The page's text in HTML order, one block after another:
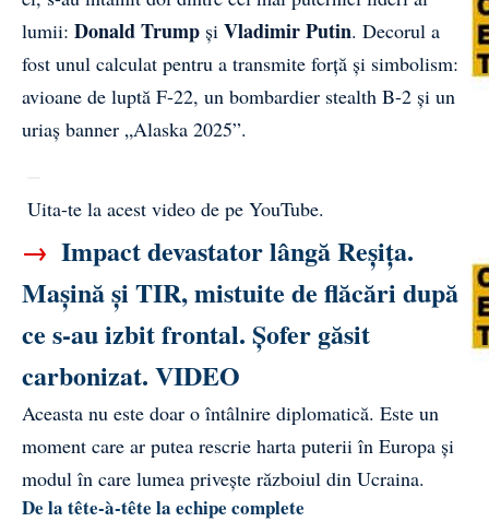
lumii: Donald Trump și Vladimir Putin. Decorul a
fost unul calculat pentru a transmite forță și simbolism:
avioane de luptă F-22, un bombardier stealth B-2 și un
uriaș banner „Alaska 2025”.
Uita-te la acest video de pe YouTube.
→ Impact devastator lângă Reșița.
Mașină și TIR, mistuite de flăcări după
ce s-au izbit frontal. Șofer găsit
carbonizat. VIDEO
Aceasta nu este doar o întâlnire diplomatică. Este un
moment care ar putea rescrie harta puterii în Europa și
modul în care lumea privește războiul din Ucraina.
De la tête-à-tête la echipe complete